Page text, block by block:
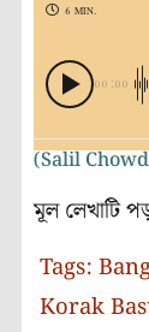
6 MIN.
00:00
(Salil
মূল লেখাটি
Tags:
Korak